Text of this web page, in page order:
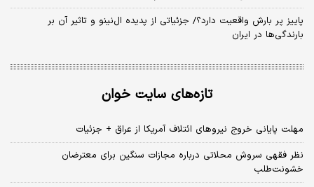
پاییز پر بارش واقعیت دارد؟/ جزئیاتی از پدیده ال‌نینو و تاثیر آن بر
بارندگی‌ها در ایران
تازه‌های سایت خوان
مهلت پایانی خروج نیروهای ائتلاف آمریکا از عراق + جزئیات
نظر فقهی سروش محلاتی درباره مجازات سنگین برای معترضان
خشونت‌طلب